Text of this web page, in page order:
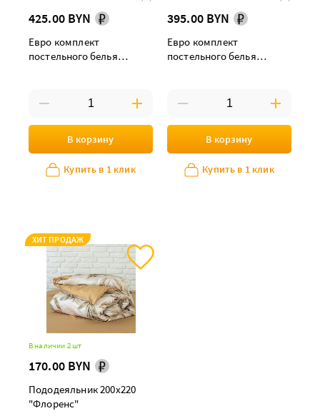
425.00 BYN
Евро комплект
постельного белья
В корзину
Купить в 1 клик
395.00 BYN
Евро комплект
постельного белья
В корзину
Купить в 1 клик
ХИТ ПРОДАЖ
В наличии 2 шт
170.00 BYN
Пододеяльник 200х220
"Флоренс"